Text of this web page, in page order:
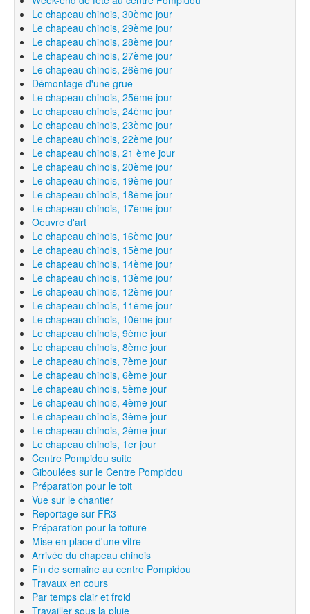
Le chapeau chinois, 30ème jour
Le chapeau chinois, 29ème jour
Le chapeau chinois, 28ème jour
Le chapeau chinois, 27ème jour
Le chapeau chinois, 26ème jour
Démontage d'une grue
Le chapeau chinois, 25ème jour
Le chapeau chinois, 24ème jour
Le chapeau chinois, 23ème jour
Le chapeau chinois, 22ème jour
Le chapeau chinois, 21 ème jour
Le chapeau chinois, 20ème jour
Le chapeau chinois, 19ème jour
Le chapeau chinois, 18ème jour
Le chapeau chinois, 17ème jour
Oeuvre d'art
Le chapeau chinois, 16ème jour
Le chapeau chinois, 15ème jour
Le chapeau chinois, 14ème jour
Le chapeau chinois, 13ème jour
Le chapeau chinois, 12ème jour
Le chapeau chinois, 11ème jour
Le chapeau chinois, 10ème jour
Le chapeau chinois, 9ème jour
Le chapeau chinois, 8ème jour
Le chapeau chinois, 7ème jour
Le chapeau chinois, 6ème jour
Le chapeau chinois, 5ème jour
Le chapeau chinois, 4ème jour
Le chapeau chinois, 3ème jour
Le chapeau chinois, 2ème jour
Le chapeau chinois, 1er jour
Centre Pompidou suite
Giboulées sur le Centre Pompidou
Préparation pour le toit
Vue sur le chantier
Reportage sur FR3
Préparation pour la toiture
Mise en place d'une vitre
Arrivée du chapeau chinois
Fin de semaine au centre Pompidou
Travaux en cours
Par temps clair et froid
Travailler sous la pluie